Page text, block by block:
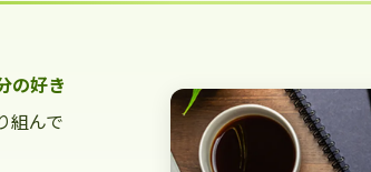
の好き
組んで